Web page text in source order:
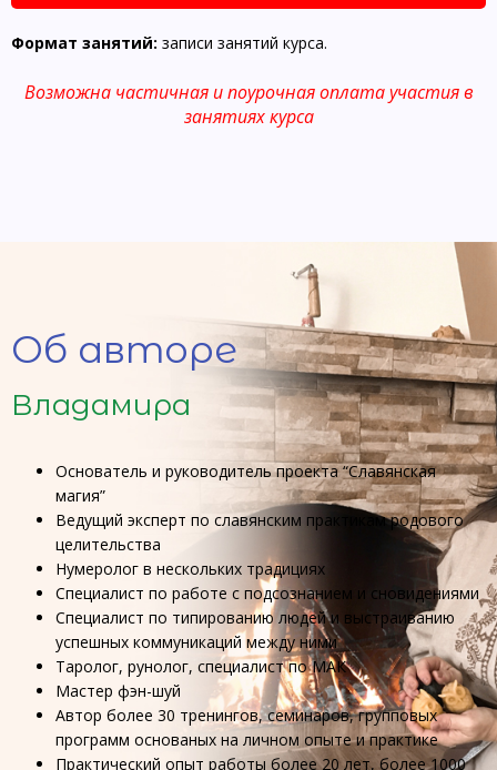
Формат занятий: записи занятий курса.
Возможна частичная и поурочная оплата участия в
занятиях курса
Об авторе
Владамира
Основатель и руководитель проекта “Славянская
магия”
Ведущий эксперт по славянским практикам родового
целительства
Нумеролог в нескольких традициях
Специалист по работе с подсознанием и сновидениями
Специалист по типированию людей и выстраиванию
успешных коммуникаций между ними
Таролог, рунолог, специалист по МАК
Мастер фэн-шуй
Автор более 30 тренингов, семинаров, групповых
программ основаных на личном опыте и практике
Практический опыт работы более 20 лет, более 1000